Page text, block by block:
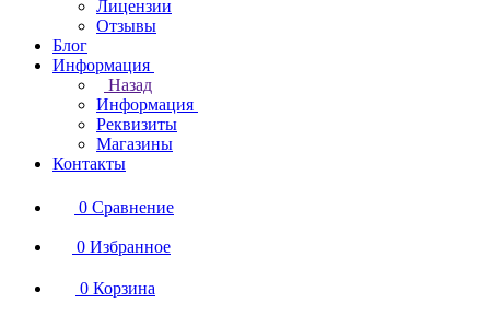
Лицензии
Отзывы
Блог
Информация
Назад
Информация
Реквизиты
Магазины
Контакты
0 Сравнение
0 Избранное
0 Корзина